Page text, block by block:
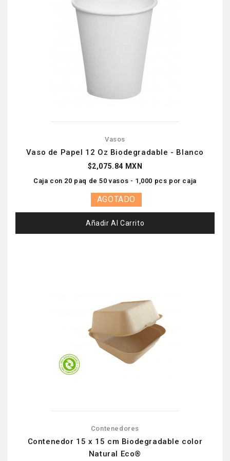
Vasos
Vaso de Papel 12 Oz Biodegradable - Blanco
$2,075.84 MXN
Caja con 20 paq de 50 vasos - 1,000 pcs por caja
AGOTADO
Añadir Al Carrito
Contenedores
Contenedor 15 x 15 cm Biodegradable color
Natural Eco®